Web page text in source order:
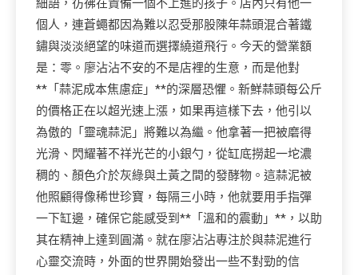
細語，彷彿在責備一個不上進的孩子。店內只有他一
個人，連蒼蠅都因為難以忍受那股陳年蒜頭混合著鐵
鏽與淡淡絕望的味道而選擇繞道飛行。今天的營業額
是：零。廖沾沾不安的不是店裡的生意，而是他對
**「蒜泥成本焦慮症」**的深層恐懼。新鮮蒜頭每公斤
的價格正在以超光速上漲，如果再這樣下去，他引以
為傲的「靈魂蒜泥」將難以為繼。他拿著一把被磨得
光滑、閃耀著不祥光芒的小銀勺，從缸底撈起一坨濃
稠的、顏色介於灰綠與土黃之間的發酵物。這蒜泥被
他照顧得像稀世珍寶，每隔三小時，他就要用手指彈
一下缸邊，確保它能感受到**「溫和的震動」**，以助
其在精神上達到圓滿。就在廖沾沾專注於與蒜泥進行
心靈交流時，外面的世界開始發出一些不對勁的信